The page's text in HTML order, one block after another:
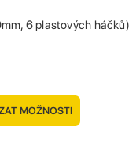
6 plastových háčků)
MOŽNOSTI